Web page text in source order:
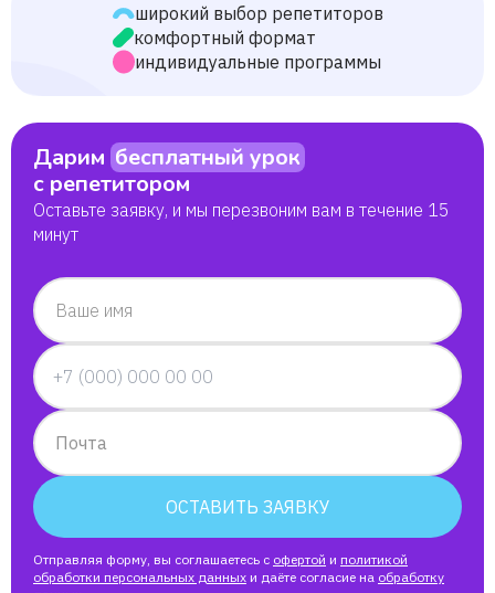
широкий выбор репетиторов
комфортный формат
индивидуальные программы
Дарим бесплатный урок
с репетитором
Оставьте заявку, и мы перезвоним вам в течение 15
минут
Ваше имя
Почта
ОСТАВИТЬ ЗАЯВКУ
Отправляя форму, вы соглашаетесь с офертой и политикой
обработки персональных данных и даёте согласие на обработку